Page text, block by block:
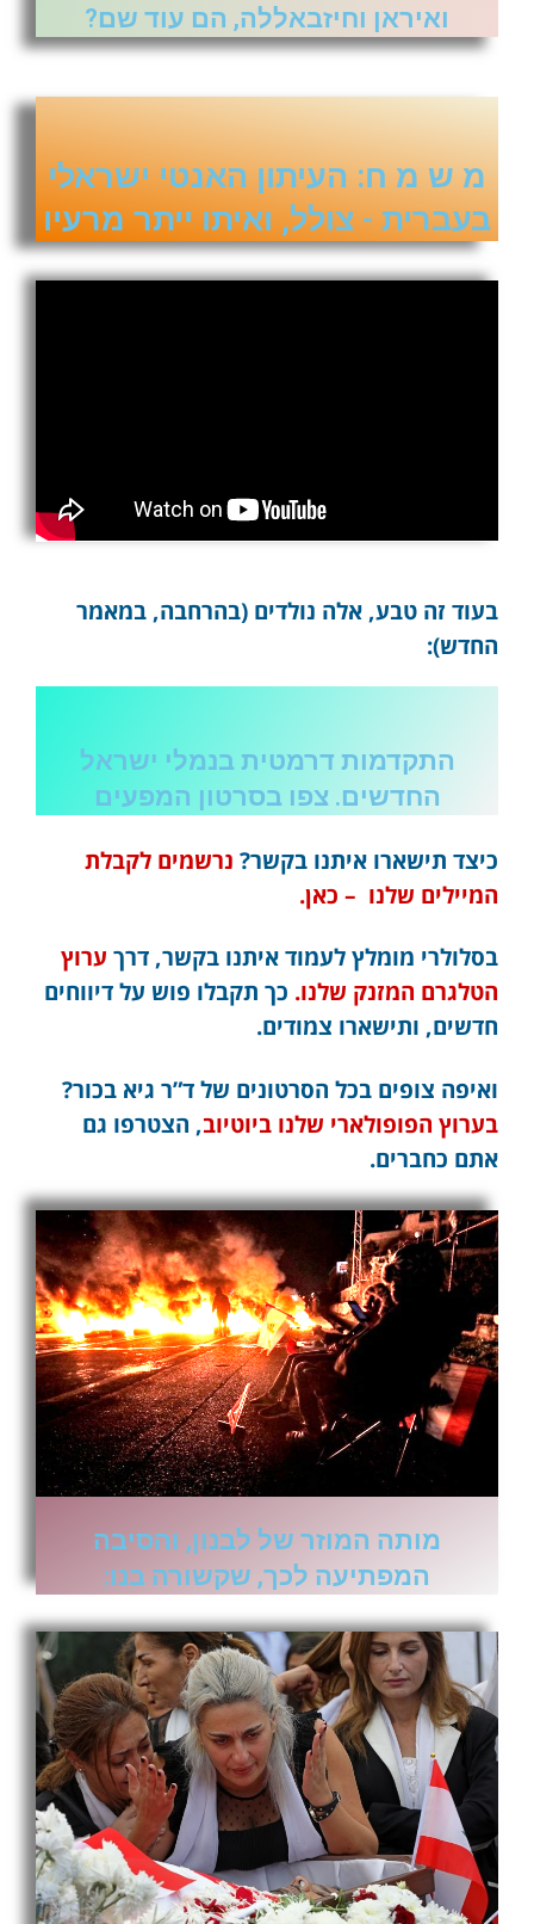
ואיראן וחיזבאללה, הם עוד שם?
מ ש מ ח: העיתון האנטי ישראלי
בעברית - צולל, ואיתו ייתר מרעיו
בעוד זה טבע, אלה נולדים (בהרחבה, במאמר
החדש):
התקדמות דרמטית בנמלי ישראל
החדשים. צפו בסרטון המפעים
כיצד תישארו איתנו בקשר? נרשמים לקבלת
המיילים שלנו – כאן.
בסלולרי מומלץ לעמוד איתנו בקשר, דרך ערוץ
הטלגרם המזנק שלנו. כך תקבלו פוש על דיווחים
חדשים, ותישארו צמודים.
ואיפה צופים בכל הסרטונים של ד”ר גיא בכור?
בערוץ הפופולארי שלנו ביוטיוב, הצטרפו גם
אתם כחברים.
מותה המוזר של לבנון, והסיבה
המפתיעה לכך, שקשורה בנו: